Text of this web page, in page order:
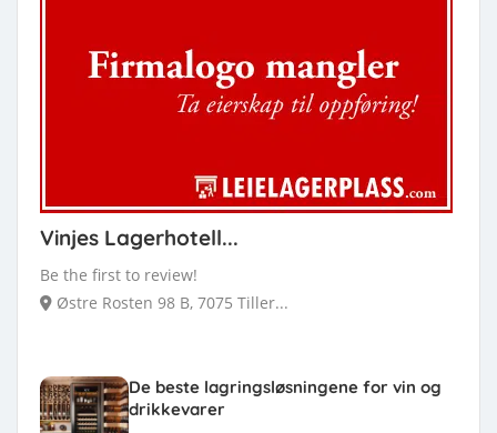
Vinjes Lagerhotell...
Be the first to review!
Østre Rosten 98 B, 7075 Tiller...
De beste lagringsløsningene for vin og
drikkevarer